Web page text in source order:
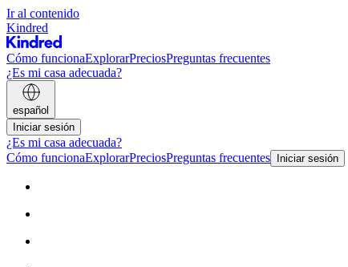
Ir al contenido
Kindred
Cómo funcionaExplorarPreciosPreguntas frecuentes
¿Es mi casa adecuada?
español
Iniciar sesión
¿Es mi casa adecuada?
Cómo funcionaExplorarPreciosPreguntas frecuentes Iniciar sesión